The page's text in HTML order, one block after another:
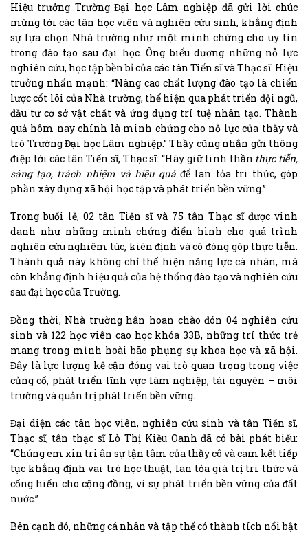
Hiệu trưởng Trường Đại học Lâm nghiệp đã gửi lời chúc
mừng tới các tân học viên và nghiên cứu sinh, khẳng định
sự lựa chọn Nhà trường như một minh chứng cho uy tín
trong đào tạo sau đại học. Ông biểu dương những nỗ lực
nghiên cứu, học tập bền bỉ của các tân Tiến sĩ và Thạc sĩ. Hiệu
trưởng nhấn mạnh: “Nâng cao chất lượng đào tạo là chiến
lược cốt lõi của Nhà trường, thể hiện qua phát triển đội ngũ,
đầu tư cơ sở vật chất và ứng dụng trí tuệ nhân tạo. Thành
quả hôm nay chính là minh chứng cho nỗ lực của thầy và
trò Trường Đại học Lâm nghiệp.” Thầy cũng nhắn gửi thông
điệp tới các tân Tiến sĩ, Thạc sĩ: “Hãy giữ tinh thần thực tiễn,
sáng tạo, trách nhiệm và hiệu quả để lan tỏa tri thức, góp
phần xây dựng xã hội học tập và phát triển bền vững.”
Trong buổi lễ, 02 tân Tiến sĩ và 75 tân Thạc sĩ được vinh
danh như những minh chứng điển hình cho quá trình
nghiên cứu nghiêm túc, kiên định và có đóng góp thực tiễn.
Thành quả này không chỉ thể hiện năng lực cá nhân, mà
còn khẳng định hiệu quả của hệ thống đào tạo và nghiên cứu
sau đại học của Trường.
Đồng thời, Nhà trường hân hoan chào đón 04 nghiên cứu
sinh và 122 học viên cao học khóa 33B, những trí thức trẻ
mang trong mình hoài bão phụng sự khoa học và xã hội.
Đây là lực lượng kế cận đóng vai trò quan trọng trong việc
củng cố, phát triển lĩnh vực lâm nghiệp, tài nguyên – môi
trường và quản trị phát triển bền vững.
Đại diện các tân học viên, nghiên cứu sinh và tân Tiến sĩ,
Thạc sĩ, tân thạc sĩ Lò Thị Kiều Oanh đã có bài phát biểu:
“Chúng em xin tri ân sự tận tâm của thầy cô và cam kết tiếp
tục khẳng định vai trò học thuật, lan tỏa giá trị tri thức và
cống hiến cho cộng đồng, vì sự phát triển bền vững của đất
nước.”
Bên cạnh đó, những cá nhân và tập thể có thành tích nổi bật